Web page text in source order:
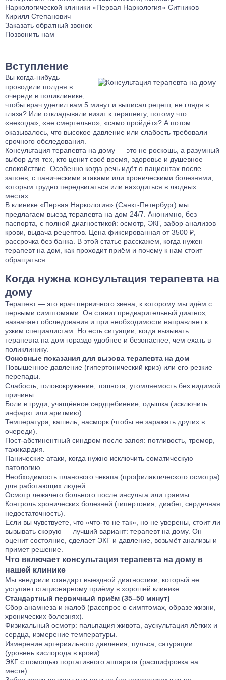
Наркологический стационар
Ресоциализация наркозависимых
Лечение булимии
Лечение клаустрофобии
Лечение сонливости
Лечение игромании
Лечение паранойи
Лечение ОКР
Лечение созависимости
Лечение апатии
Лечение зависимости от ставок на спорт
Лечение клептомании
Лечение послеродовой депрессии
Лечение социофобии
Лечение алекситимии
Лечение истерических расстройств
Лечение ПРЛ
Лечение тревожного расстройства
Лечение фантомных болей
Лечение бессонницы
Лечение ГТР
Лечение лунатизма
Лечение нервных тиков
Лечение аутоагрессии
Лечение анозогнозии
Лечение аутофобии
Лечение дромомании
Лечение канцерофобии
Лечение мании величия
Лечение орторексии
Лечение парафилий
Лечение прозопагнозии
Психиатрическая клиника
Наркологической клиники «Первая Наркология» Ситников
Кирилл Степанович
Заказать обратный звонок
Позвонить нам
Вступление
Вы когда‑нибудь
проводили полдня в
очереди в поликлинике,
чтобы врач уделил вам 5 минут и выписал рецепт, не глядя в
глаза? Или откладывали визит к терапевту, потому что
«некогда», «не смертельно», «само пройдёт»? А потом
оказывалось, что высокое давление или слабость требовали
срочного обследования.
Консультация терапевта на дому — это не роскошь, а разумный
выбор для тех, кто ценит своё время, здоровье и душевное
спокойствие. Особенно когда речь идёт о пациентах после
запоев, с паническими атаками или хроническими болезнями,
которым трудно передвигаться или находиться в людных
местах.
В клинике «Первая Наркология» (Санкт‑Петербург) мы
предлагаем выезд терапевта на дом 24/7. Анонимно, без
паспорта, с полной диагностикой: осмотр, ЭКГ, забор анализов
крови, выдача рецептов. Цена фиксированная от 3500 ₽,
рассрочка без банка. В этой статье расскажем, когда нужен
терапевт на дом, как проходит приём и почему к нам стоит
обращаться.
Когда нужна консультация терапевта на
дому
Терапевт — это врач первичного звена, к которому мы идём с
первыми симптомами. Он ставит предварительный диагноз,
назначает обследования и при необходимости направляет к
узким специалистам. Но есть ситуации, когда вызывать
терапевта на дом гораздо удобнее и безопаснее, чем ехать в
поликлинику.
Основные показания для вызова терапевта на дом
Повышенное давление (гипертонический криз) или его резкие
перепады.
Слабость, головокружение, тошнота, утомляемость без видимой
причины.
Боли в груди, учащённое сердцебиение, одышка (исключить
инфаркт или аритмию).
Температура, кашель, насморк (чтобы не заражать других в
очереди).
Пост‑абстинентный синдром после запоя: потливость, тремор,
тахикардия.
Панические атаки, когда нужно исключить соматическую
патологию.
Необходимость планового чекапа (профилактического осмотра)
для работающих людей.
Осмотр лежачего больного после инсульта или травмы.
Контроль хронических болезней (гипертония, диабет, сердечная
недостаточность).
Если вы чувствуете, что «что‑то не так», но не уверены, стоит ли
вызывать скорую — лучший вариант: терапевт на дому. Он
оценит состояние, сделает ЭКГ и давление, возьмёт анализы и
примет решение.
Что включает консультация терапевта на дому в
нашей клинике
Мы внедрили стандарт выездной диагностики, который не
уступает стационарному приёму в хорошей клинике.
Стандартный первичный приём (35–50 минут)
Сбор анамнеза и жалоб (расспрос о симптомах, образе жизни,
хронических болезнях).
Физикальный осмотр: пальпация живота, аускультация лёгких и
сердца, измерение температуры.
Измерение артериального давления, пульса, сатурации
(уровень кислорода в крови).
ЭКГ с помощью портативного аппарата (расшифровка на
месте).